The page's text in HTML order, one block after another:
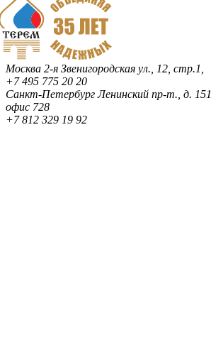
Москва 2-я Звенигородская ул., 12, стр.1,
+7 495 775 20 20
Санкт-ПетербургЛенинский пр-т., д. 151,
офис 728
+7 812 329 19 92